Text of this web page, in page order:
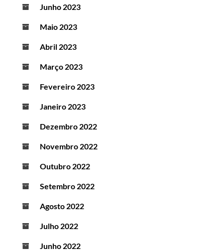
Junho 2023
Maio 2023
Abril 2023
Março 2023
Fevereiro 2023
Janeiro 2023
Dezembro 2022
Novembro 2022
Outubro 2022
Setembro 2022
Agosto 2022
Julho 2022
Junho 2022